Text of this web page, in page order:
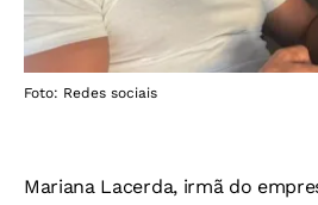
Foto: Redes sociais
Mariana Lacerda, irmã do